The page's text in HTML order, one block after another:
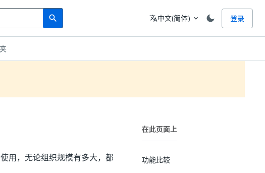
search
Search 语言
translate中文(简体) expand_more 登录
用，无论组织规模有多大，都
在此页面上
功能比较